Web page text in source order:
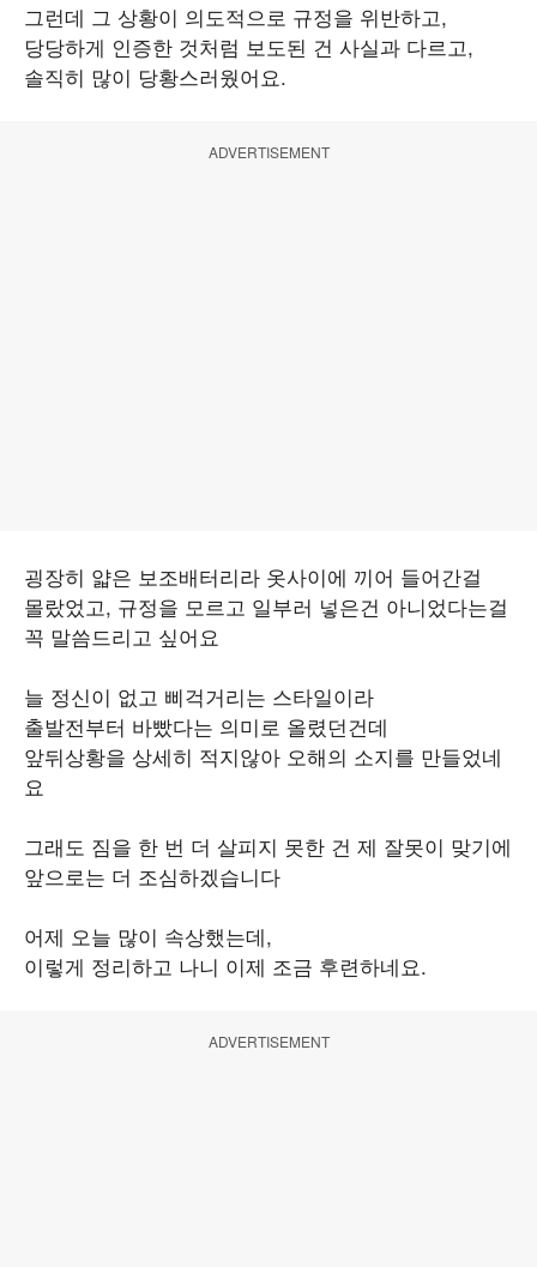
그런데 그 상황이 의도적으로 규정을 위반하고,
당당하게 인증한 것처럼 보도된 건 사실과 다르고,
솔직히 많이 당황스러웠어요.
ADVERTISEMENT
굉장히 얇은 보조배터리라 옷사이에 끼어 들어간걸
몰랐었고, 규정을 모르고 일부러 넣은건 아니었다는걸
꼭 말씀드리고 싶어요
늘 정신이 없고 삐걱거리는 스타일이라
출발전부터 바빴다는 의미로 올렸던건데
앞뒤상황을 상세히 적지않아 오해의 소지를 만들었네
요
그래도 짐을 한 번 더 살피지 못한 건 제 잘못이 맞기에
앞으로는 더 조심하겠습니다
어제 오늘 많이 속상했는데,
이렇게 정리하고 나니 이제 조금 후련하네요.
ADVERTISEMENT